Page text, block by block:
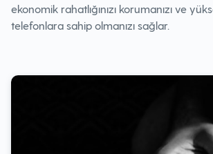
ekonomik rahatlığınızı korumanızı ve
telefonlara sahip olmanızı sağlar.